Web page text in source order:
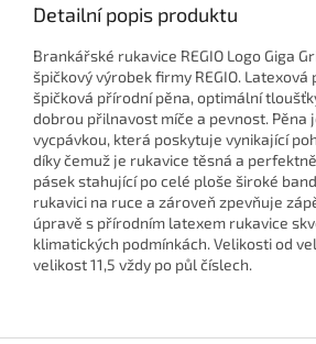
Detailní popis produktu
Brankářské rukavice REGIO Logo Giga
špičkový výrobek firmy REGIO. Latexová
špičková přírodní pěna, optimální
dobrou přilnavost míče a pevnost. Pěna
vycpávkou, která poskytuje vynikající
díky čemuž je rukavice těsná a
pásek stahující po celé ploše široké
rukavici na ruce a zároveň zpevňuje
úpravě s přírodním latexem rukavice
klimatických podmínkách. Velikosti od
velikost 11,5 vždy po půl číslech.